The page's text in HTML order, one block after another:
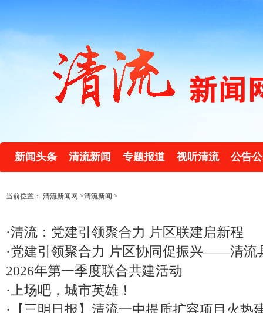
新闻头条 清流新闻 专题报道 视听清流 公告
当前位置： 清流新闻网 >清流新闻 >
·清流：党建引领聚合力 片区联建启新程
·党建引领聚合力 片区协同促振兴——清流
2026年第一季度联合共建活动
· 上场吧，城市英雄！
· 【三明日报】清流一中提质扩容项目火热